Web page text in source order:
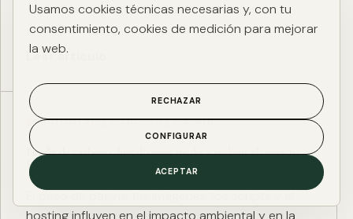
Leer artículo
ESG DIGITAL·27 ENE. 2025·4 MIN
Huella de carbono digital: cómo medir y reducir el impacto
ESG de una web
El peso de página, las imágenes, los scripts y el
hosting influyen en el impacto ambiental y en la
Usamos cookies técnicas necesarias y, con tu
consentimiento, cookies de medición para mejorar
la web.
RECHAZAR
CONFIGURAR
ACEPTAR